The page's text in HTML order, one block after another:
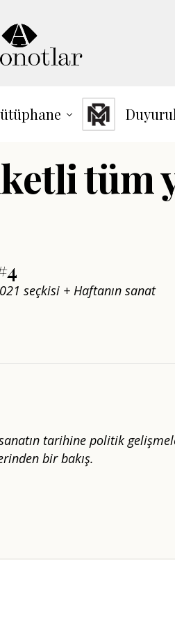
tüm
seçkisi + Haftanın sanat
tarihine politik
bir bakış.